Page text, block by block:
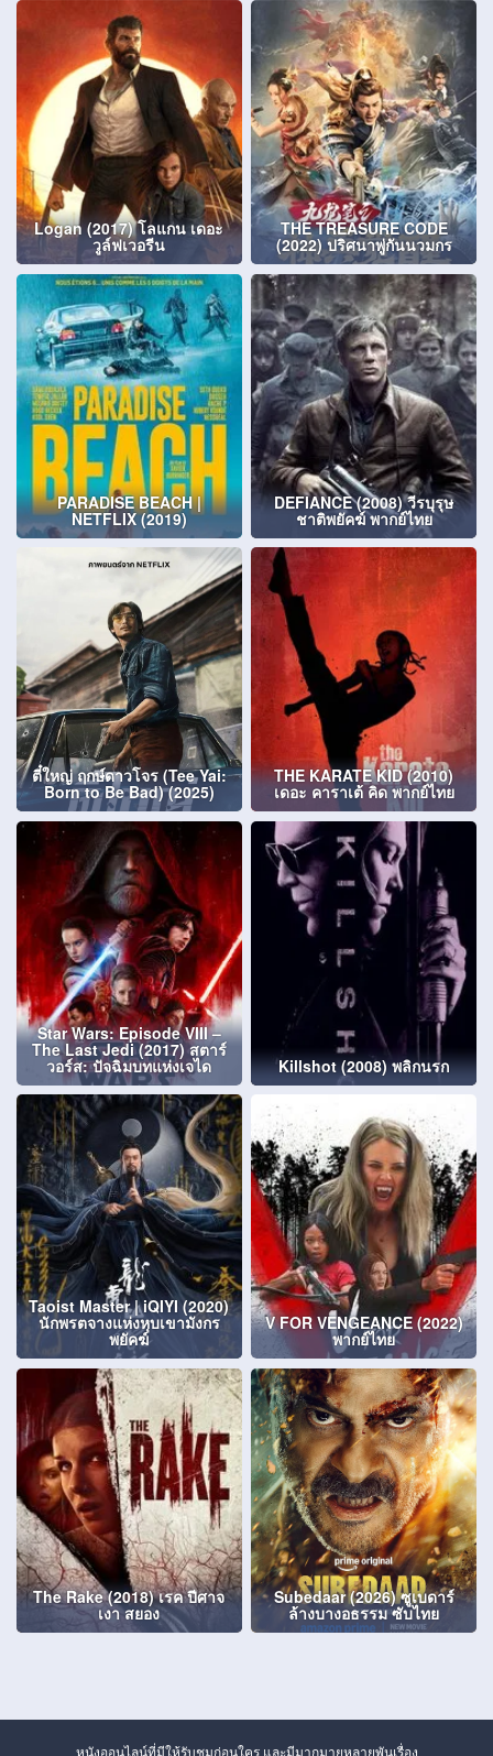
Logan (2017) โลแกน เดอะ
วูล์ฟเวอรีน
THE TREASURE CODE
(2022) ปริศนาพู่กันนวมกร
PARADISE BEACH |
NETFLIX (2019)
DEFIANCE (2008) วีรบุรุษ
ชาติพยัคฆ์ พากย์ไทย
ตี๋ใหญ่ ฤกษ์ดาวโจร (Tee Yai:
Born to Be Bad) (2025)
THE KARATE KID (2010)
เดอะ คาราเต้ คิด พากย์ไทย
Star Wars: Episode VIII –
The Last Jedi (2017) สตาร์
วอร์ส: ปัจฉิมบทแห่งเจได Killshot (2008) พลิกนรก
Taoist Master | iQIYI (2020)
นักพรตจางแห่งหุบเขามังกร
พยัคฆ์
V FOR VENGEANCE (2022)
พากย์ไทย
The Rake (2018) เรค ปีศาจ
เงา สยอง
Subedaar (2026) ซูเบดาร์
ล้างบางอธรรม ซับไทย
หนังออนไลน์ที่มีให้รับชมก่อนใคร และมีมากมายหลายพันเรื่อง